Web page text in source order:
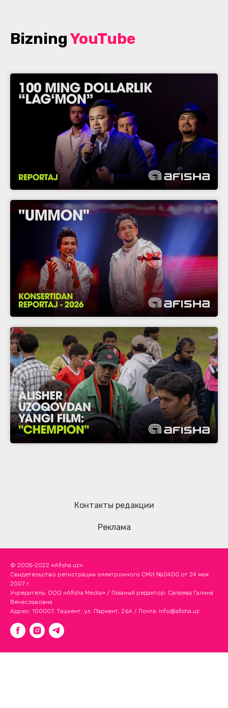
BizningYouTube
Контакты редакции
Реклама
© 2005-2022 «Afisha.uz»
Свидетельство регистрации электронного СМИ №0400 от 24 мая
2007 г.
Учредитель: ООО «Afisha Media» / Главный редактор: Сапаева Галина
Вячеславовна
Адрес: 100007, Ташкент, ул. Паркент, 26А / Почта: info@afisha.uz